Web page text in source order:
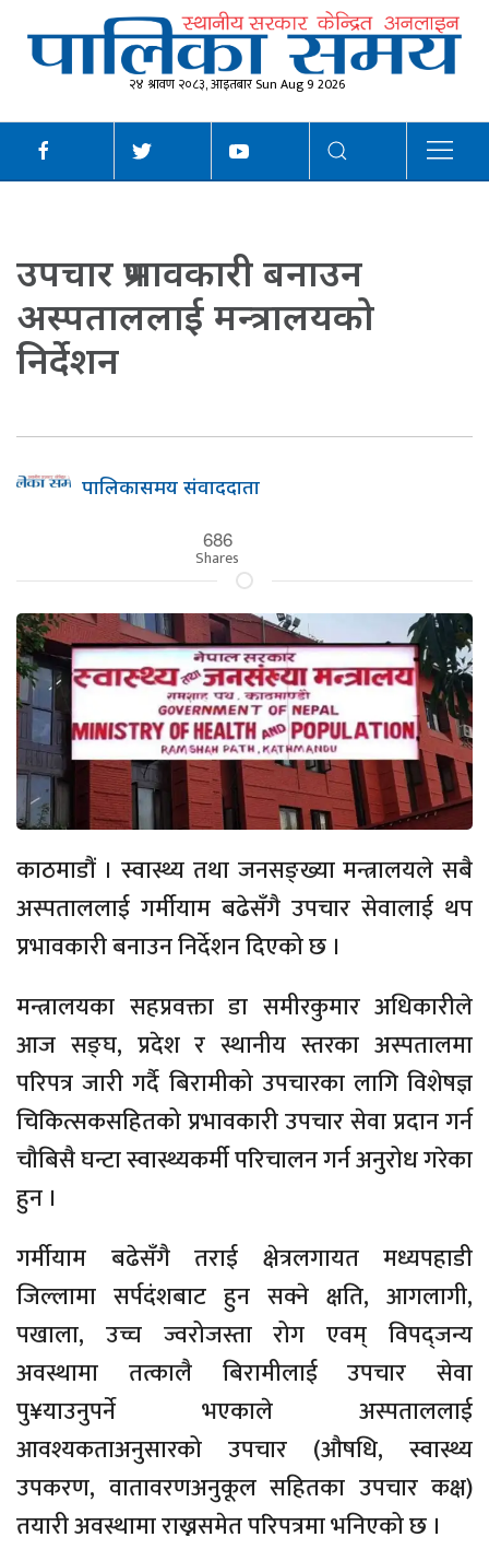
२४ श्रावण २०८३, आइतबार Sun Aug 9 2026
उपचार प्रभावकारी बनाउन
अस्पताललाई मन्त्रालयको
निर्देशन
पालिकासमय संवाददाता
686
Shares
काठमाडौं । स्वास्थ्य तथा जनसङ्ख्या मन्त्रालयले सबै
अस्पताललाई गर्मीयाम बढेसँगै उपचार सेवालाई थप
प्रभावकारी बनाउन निर्देशन दिएको छ ।
मन्त्रालयका सहप्रवक्ता डा समीरकुमार अधिकारीले
आज सङ्घ, प्रदेश र स्थानीय स्तरका अस्पतालमा
परिपत्र जारी गर्दै बिरामीको उपचारका लागि विशेषज्ञ
चिकित्सकसहितको प्रभावकारी उपचार सेवा प्रदान गर्न
चौबिसै घन्टा स्वास्थ्यकर्मी परिचालन गर्न अनुरोध गरेका
हुन ।
गर्मीयाम बढेसँगै तराई क्षेत्रलगायत मध्यपहाडी
जिल्लामा सर्पदंशबाट हुन सक्ने क्षति, आगलागी,
पखाला, उच्च ज्वरोजस्ता रोग एवम् विपद्जन्य
अवस्थामा तत्कालै बिरामीलाई उपचार सेवा
पु¥याउनुपर्ने भएकाले अस्पताललाई
आवश्यकताअनुसारको उपचार (औषधि, स्वास्थ्य
उपकरण, वातावरणअनुकूल सहितका उपचार कक्ष)
तयारी अवस्थामा राख्नसमेत परिपत्रमा भनिएको छ ।